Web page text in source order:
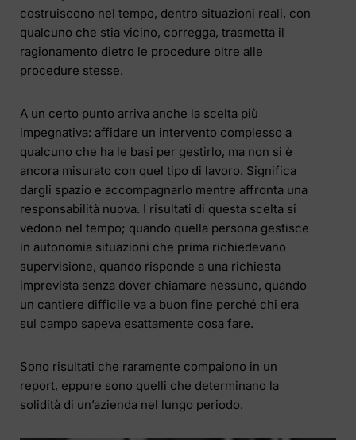
costruiscono nel tempo, dentro situazioni reali, con
qualcuno che stia vicino, corregga, trasmetta il
ragionamento dietro le procedure oltre alle
procedure stesse.
A un certo punto arriva anche la scelta più
impegnativa: affidare un intervento complesso a
qualcuno che ha le basi per gestirlo, ma non si è
ancora misurato con quel tipo di lavoro. Significa
dargli spazio e accompagnarlo mentre affronta una
responsabilità nuova. I risultati di questa scelta si
vedono nel tempo; quando quella persona gestisce
in autonomia situazioni che prima richiedevano
supervisione, quando risponde a una richiesta
imprevista senza dover chiamare nessuno, quando
un cantiere difficile va a buon fine perché chi era
sul campo sapeva esattamente cosa fare.
Sono risultati che raramente compaiono in un
report, eppure sono quelli che determinano la
solidità di un’azienda nel lungo periodo.